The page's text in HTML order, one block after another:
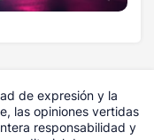
de expresión y la
las opiniones vertidas
responsabilidad y